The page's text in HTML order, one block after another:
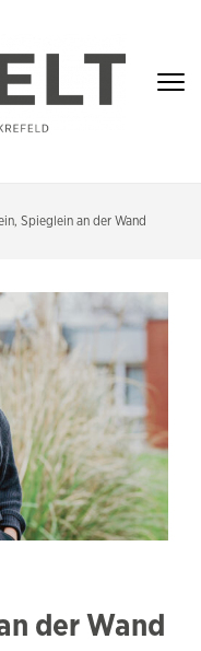
KREFELD
Spieglein an der Wand
der Wand